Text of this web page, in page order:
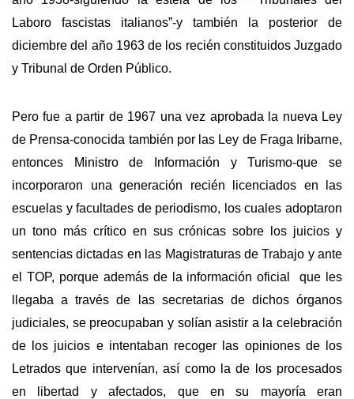
Laboro fascistas italianos”-y también la posterior de
diciembre del año 1963 de los recién constituidos Juzgado
y Tribunal de Orden Público.
Pero fue a partir de 1967 una vez aprobada la nueva Ley
de Prensa-conocida también por las Ley de Fraga Iribarne,
entonces Ministro de Información y Turismo-que se
incorporaron una generación recién licenciados en las
escuelas y facultades de periodismo, los cuales adoptaron
un tono más crítico en sus crónicas sobre los juicios y
sentencias dictadas en las Magistraturas de Trabajo y ante
el TOP, porque además de la información oficial que les
llegaba a través de las secretarias de dichos órganos
judiciales, se preocupaban y solían asistir a la celebración
de los juicios e intentaban recoger las opiniones de los
Letrados que intervenían, así como la de los procesados
en libertad y afectados, que en su mayoría eran